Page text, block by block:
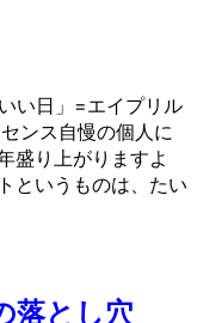
い日」=エイプリル
ンス自慢の個人に
盛り上がりますよ
というものは、たい
落とし穴